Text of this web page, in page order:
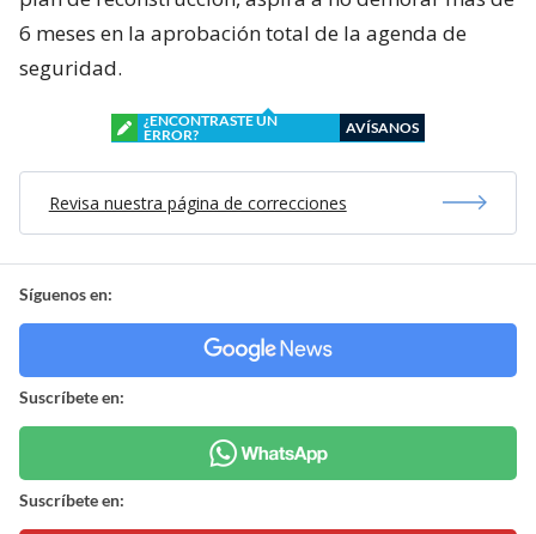
6 meses en la aprobación total de la agenda de
seguridad.
¿ENCONTRASTE UN
ERROR?
AVÍSANOS
Revisa nuestra página de correcciones
Síguenos en:
Suscríbete en:
Suscríbete en: